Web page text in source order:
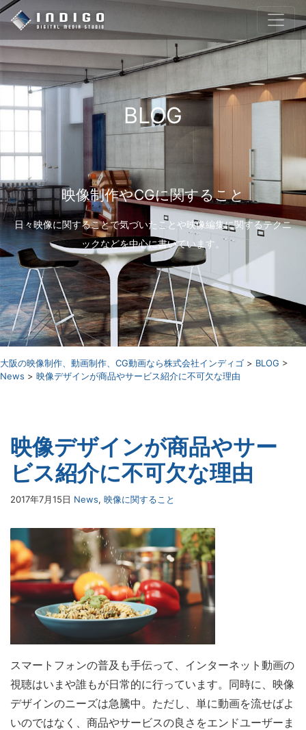
BLOG
映像制作やCGに関すること
日々映像に関することで気づいたことや映像編集に関するテクニ
ックなどを中心に書いています。
⼤阪の映像制作、動画制作、CG動画なら株式会社インディゴ > BLOG >
News > 映像デザインが商品やサービス紹介に不可欠な理由
映像デザインが商品やサー
ビス紹介に不可欠な理由
2017年7月15日 News, 映像に関すること
スマートフォンの普及も手伝って、インターネット動画の
視聴はいまや誰もが日常的に行っています。同時に、映像
デザインのニーズは急騰中。ただし、単に動画を流せばよ
いのではなく、商品やサービスの良さをエンドユーザーま